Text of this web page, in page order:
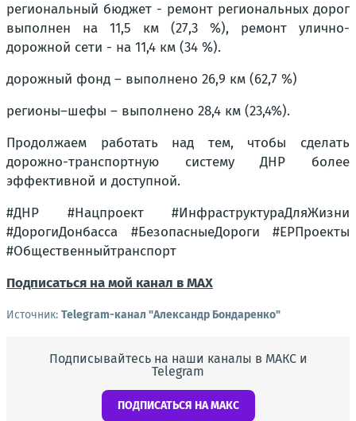
региональный бюджет - ремонт региональных дорог
выполнен на 11,5 км (27,3 %), ремонт улично-
дорожной сети - на 11,4 км (34 %).
дорожный фонд – выполнено 26,9 км (62,7 %)
регионы–шефы – выполнено 28,4 км (23,4%).
Продолжаем работать над тем, чтобы сделать
дорожно-транспортную систему ДНР более
эффективной и доступной.
#ДНР #Нацпроект #ИнфраструктураДляЖизни
#ДорогиДонбасса #БезопасныеДороги #ЕРПроекты
#Общественныйтранспорт
Подписаться на мой канал в МАХ
Источник: Telegram-канал "Александр Бондаренко"
Подписывайтесь на наши каналы в МАКС и
Telegram
ПОДПИСАТЬСЯ НА МАКС